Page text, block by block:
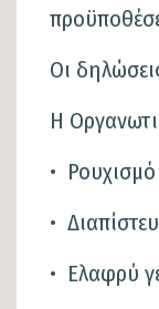
Οι
Η
• Ρουχισμό
•
• Ελαφρύ